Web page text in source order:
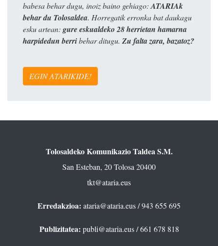
babesa behar dugu, inoiz baino gehiago: ATARIAk
behar du Tolosaldea. Horregatik erronka bat daukagu
esku artean: gure eskualdeko 28 herrietan hamarna
harpidedun berribehar ditugu. Zu falta zara, bazatoz?
EGIN ATARIKIDE!
Tolosaldeko Komunikazio Taldea S.M.
San Esteban, 20 Tolosa 20400
tkt@ataria.eus
Erredakzioa: ataria@ataria.eus/ 943 655 695
Publizitatea: publi@ataria.eus/ 661 678 818